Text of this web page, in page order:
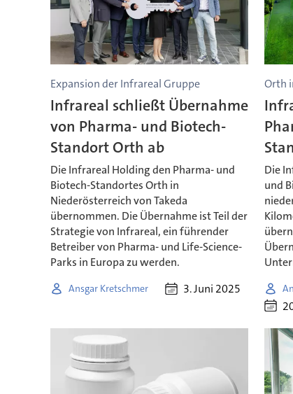
Expansion der Infrareal Gruppe
Infrareal schließt Übernahme
von Pharma- und Biotech-
Standort Orth ab
Die Infrareal Holding den Pharma- und
Biotech-Standortes Orth in
Niederösterreich von Takeda
übernommen. Die Übernahme ist Teil der
Strategie von Infrareal, ein führender
Betreiber von Pharma- und Life-Science-
Parks in Europa zu werden.
Ansgar Kretschmer 3. Juni 2025
Orth
Die
und